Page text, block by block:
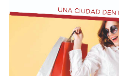
Correa cayó dentro del área
de Nahuel Banegas.
La tónica de la primera etapa
complemento. River se hizo
en campo rival y, pese a que